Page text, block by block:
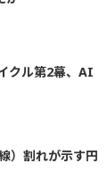
クル第2幕、AI
）割れが示す円